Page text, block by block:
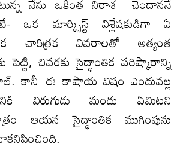
ఒక మార్క్సిస్ట్ విశ్లేషకుడిగా ఏ
చారిత్రక వివరాలతో అత్యంత
పెట్టి, చివరకు సైద్ధాంతిక పరిష్కారాన్ని
కానీ ఈ కాషాయ విషం ఎందువల్ల
విరుగుడు మందు ఏమిటని
ఆయన సైద్ధాంతిక ముగింపును